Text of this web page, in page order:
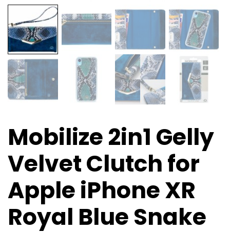
Mobilize 2in1 Gelly
Velvet Clutch for
Apple iPhone XR
Royal Blue Snake